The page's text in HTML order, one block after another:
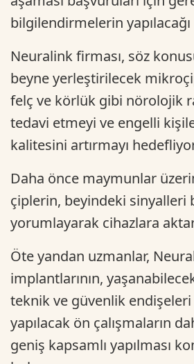
bilgilendirmelerin
Neuralink firması, söz
beyne yerleştirilecek
felç ve körlük gibi nörolojik
tedavi etmeyi ve engelli
kalitesini artırmayı
Daha önce maymunlar
çiplerin, beyindeki sinyalleri
yorumlayarak cihazlara
Öte yandan uzmanlar,
implantlarının,
teknik ve güvenlik
yapılacak ön çalışmaların
geniş kapsamlı yapılması